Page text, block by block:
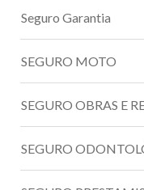
Seguro Garantia
SEGURO MOTO
SEGURO OBRAS E
SEGURO